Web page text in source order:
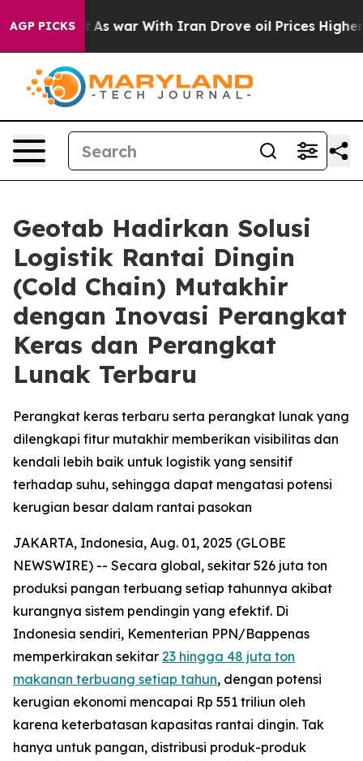
AGP PICKSAs war With Iran Drove oil Prices Higher,
Geotab Hadirkan Solusi
Logistik Rantai Dingin
(Cold Chain) Mutakhir
dengan Inovasi Perangkat
Keras dan Perangkat
Lunak Terbaru
Perangkat keras terbaru serta perangkat lunak yang
dilengkapi fitur mutakhir memberikan visibilitas dan
kendali lebih baik untuk logistik yang sensitif
terhadap suhu, sehingga dapat mengatasi potensi
kerugian besar dalam rantai pasokan
JAKARTA, Indonesia, Aug. 01, 2025 (GLOBE
NEWSWIRE) -- Secara global, sekitar 526 juta ton
produksi pangan terbuang setiap tahunnya akibat
kurangnya sistem pendingin yang efektif. Di
Indonesia sendiri, Kementerian PPN/Bappenas
memperkirakan sekitar 23 hingga 48 juta ton
makanan terbuang setiap tahun, dengan potensi
kerugian ekonomi mencapai Rp 551 triliun oleh
karena keterbatasan kapasitas rantai dingin. Tak
hanya untuk pangan, distribusi produk-produk